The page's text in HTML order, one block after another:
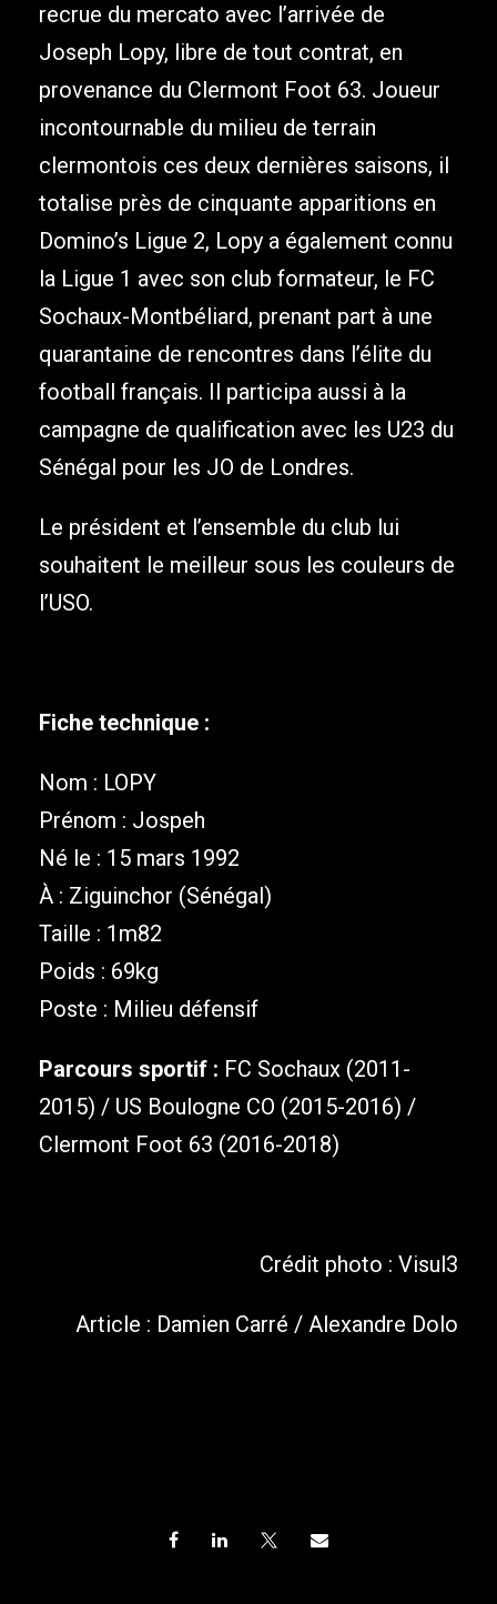
recrue du mercato avec l’arrivée de
Joseph Lopy, libre de tout contrat, en
provenance du Clermont Foot 63. Joueur
incontournable du milieu de terrain
clermontois ces deux dernières saisons, il
totalise près de cinquante apparitions en
Domino’s Ligue 2, Lopy a également connu
la Ligue 1 avec son club formateur, le FC
Sochaux-Montbéliard, prenant part à une
quarantaine de rencontres dans l’élite du
football français. Il participa aussi à la
campagne de qualification avec les U23 du
Sénégal pour les JO de Londres.
Le président et l’ensemble du club lui
souhaitent le meilleur sous les couleurs de
l’USO.
Fiche technique :
Nom : LOPY
Prénom : Jospeh
Né le : 15 mars 1992
À : Ziguinchor (Sénégal)
Taille : 1m82
Poids : 69kg
Poste : Milieu défensif
Parcours sportif : FC Sochaux (2011-
2015) / US Boulogne CO (2015-2016) /
Clermont Foot 63 (2016-2018)
Crédit photo : Visul3
Article : Damien Carré / Alexandre Dolo